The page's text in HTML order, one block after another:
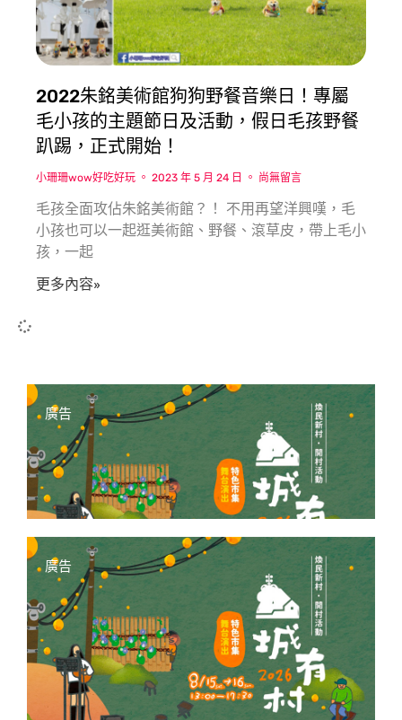
2022朱銘美術館狗狗野餐音樂日！專屬
毛小孩的主題節日及活動，假日毛孩野餐
趴踢，正式開始！
小珊珊wow好吃好玩 2023 年 5 月 24 日 尚無留言
毛孩全面攻佔朱銘美術館？！ 不用再望洋興嘆，毛
小孩也可以一起逛美術館、野餐、滾草皮，帶上毛小
孩，一起
更多內容»
廣告
廣告